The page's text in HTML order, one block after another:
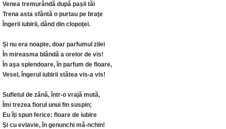
Venea tremurândă după paşii tăi
Trena asta sfântă o purtau pe braţe
Îngerii iubirii, dând din clopoţei.
Şi nu era noapte, doar parfumul zilei
În mireasma blândă a orelor de vis!
În aşa splendoare, în parfum de floare,
Vesel, îngerul iubirii stătea vis-a vis!
Sufletul de zână, într-o vrajă mută,
Îmi trezea fiorul unui fin suspin;
Eu îţi spun ferice: floare de iubire
Şi cu evlavie, în genunchi mă-nchin!